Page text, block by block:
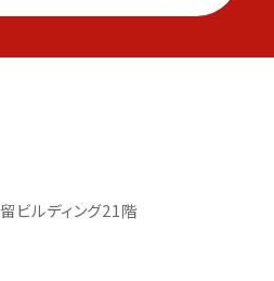
ビルディング21階